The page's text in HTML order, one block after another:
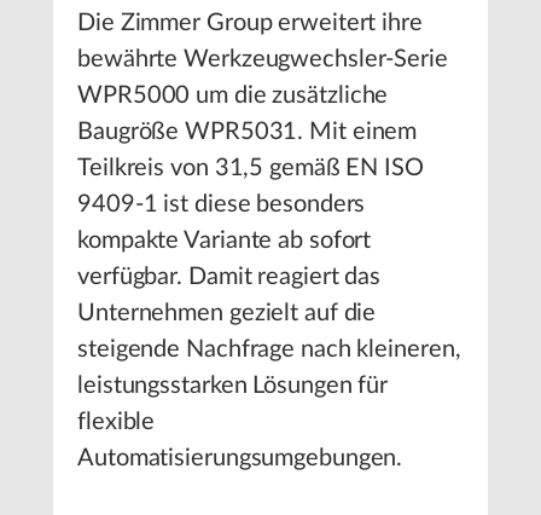
Die Zimmer Group erweitert ihre
bewährte Werkzeugwechsler-Serie
WPR5000 um die zusätzliche
Baugröße WPR5031. Mit einem
Teilkreis von 31,5 gemäß EN ISO
9409-1 ist diese besonders
kompakte Variante ab sofort
verfügbar. Damit reagiert das
Unternehmen gezielt auf die
steigende Nachfrage nach kleineren,
leistungsstarken Lösungen für
flexible
Automatisierungsumgebungen.